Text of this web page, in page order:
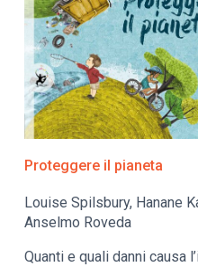
Proteggere il pianeta
Louise Spilsbury, Hanane
Anselmo Roveda
Quanti e quali danni causa